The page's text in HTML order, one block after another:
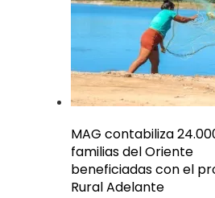
MAG contabiliza
familias del Oriente
beneficiadas con el
Rural Adelante